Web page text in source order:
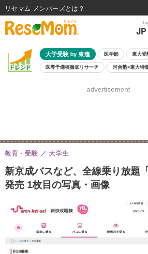
JP
大学受験 by 東進 医学部 東大受
医専予備校徹底リサーチ 河合塾×東大特
8月開催学校説明会・相談会
advertisement
新京成バスなど、全線乗り放題
発売 1枚目の写真・画像
教育・受験 大学生
リセマム メンバーズ